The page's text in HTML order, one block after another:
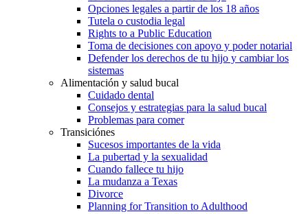
Opciones legales a partir de los 18 años
Tutela o custodia legal
Rights to a Public Education
Toma de decisiones con apoyo y poder notarial
Defender los derechos de tu hijo y cambiar los
sistemas
Alimentación y salud bucal
Cuidado dental
Consejos y estrategias para la salud bucal
Problemas para comer
Transiciónes
Sucesos importantes de la vida
La pubertad y la sexualidad
Cuando fallece tu hijo
La mudanza a Texas
Divorce
Planning for Transition to Adulthood